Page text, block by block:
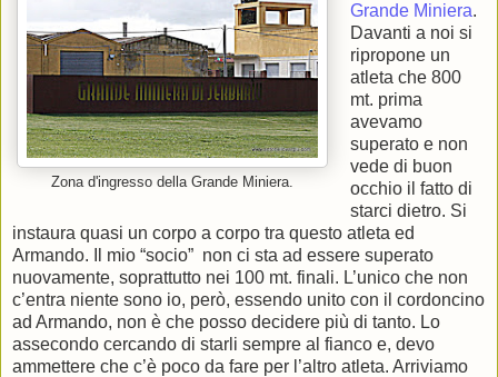
Zona d'ingresso della Grande Miniera.
Grande Miniera.
Davanti a noi si
ripropone un
atleta che 800
mt. prima
avevamo
superato e non
vede di buon
occhio il fatto di
starci dietro. Si
instaura quasi un corpo a corpo tra questo atleta ed
Armando. Il mio “socio” non ci sta ad essere superato
nuovamente, soprattutto nei 100 mt. finali. L’unico che non
c’entra niente sono io, però, essendo unito con il cordoncino
ad Armando, non è che posso decidere più di tanto. Lo
assecondo cercando di starli sempre al fianco e, devo
ammettere che c’è poco da fare per l’altro atleta. Arriviamo